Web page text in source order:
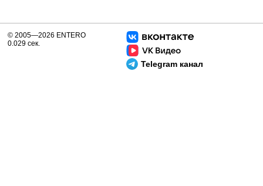
Telegram канал
© 2005—2026 ENTERO
0.029 сек.